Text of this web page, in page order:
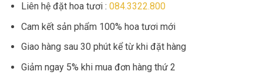
Liên hệ đặt hoa tươi : 084.3322.800
Cam kết sản phẩm 100% hoa tươi mới
Giao hàng sau 30 phút kể từ khi đặt hàng
Giảm ngay 5% khi mua đơn hàng thứ 2